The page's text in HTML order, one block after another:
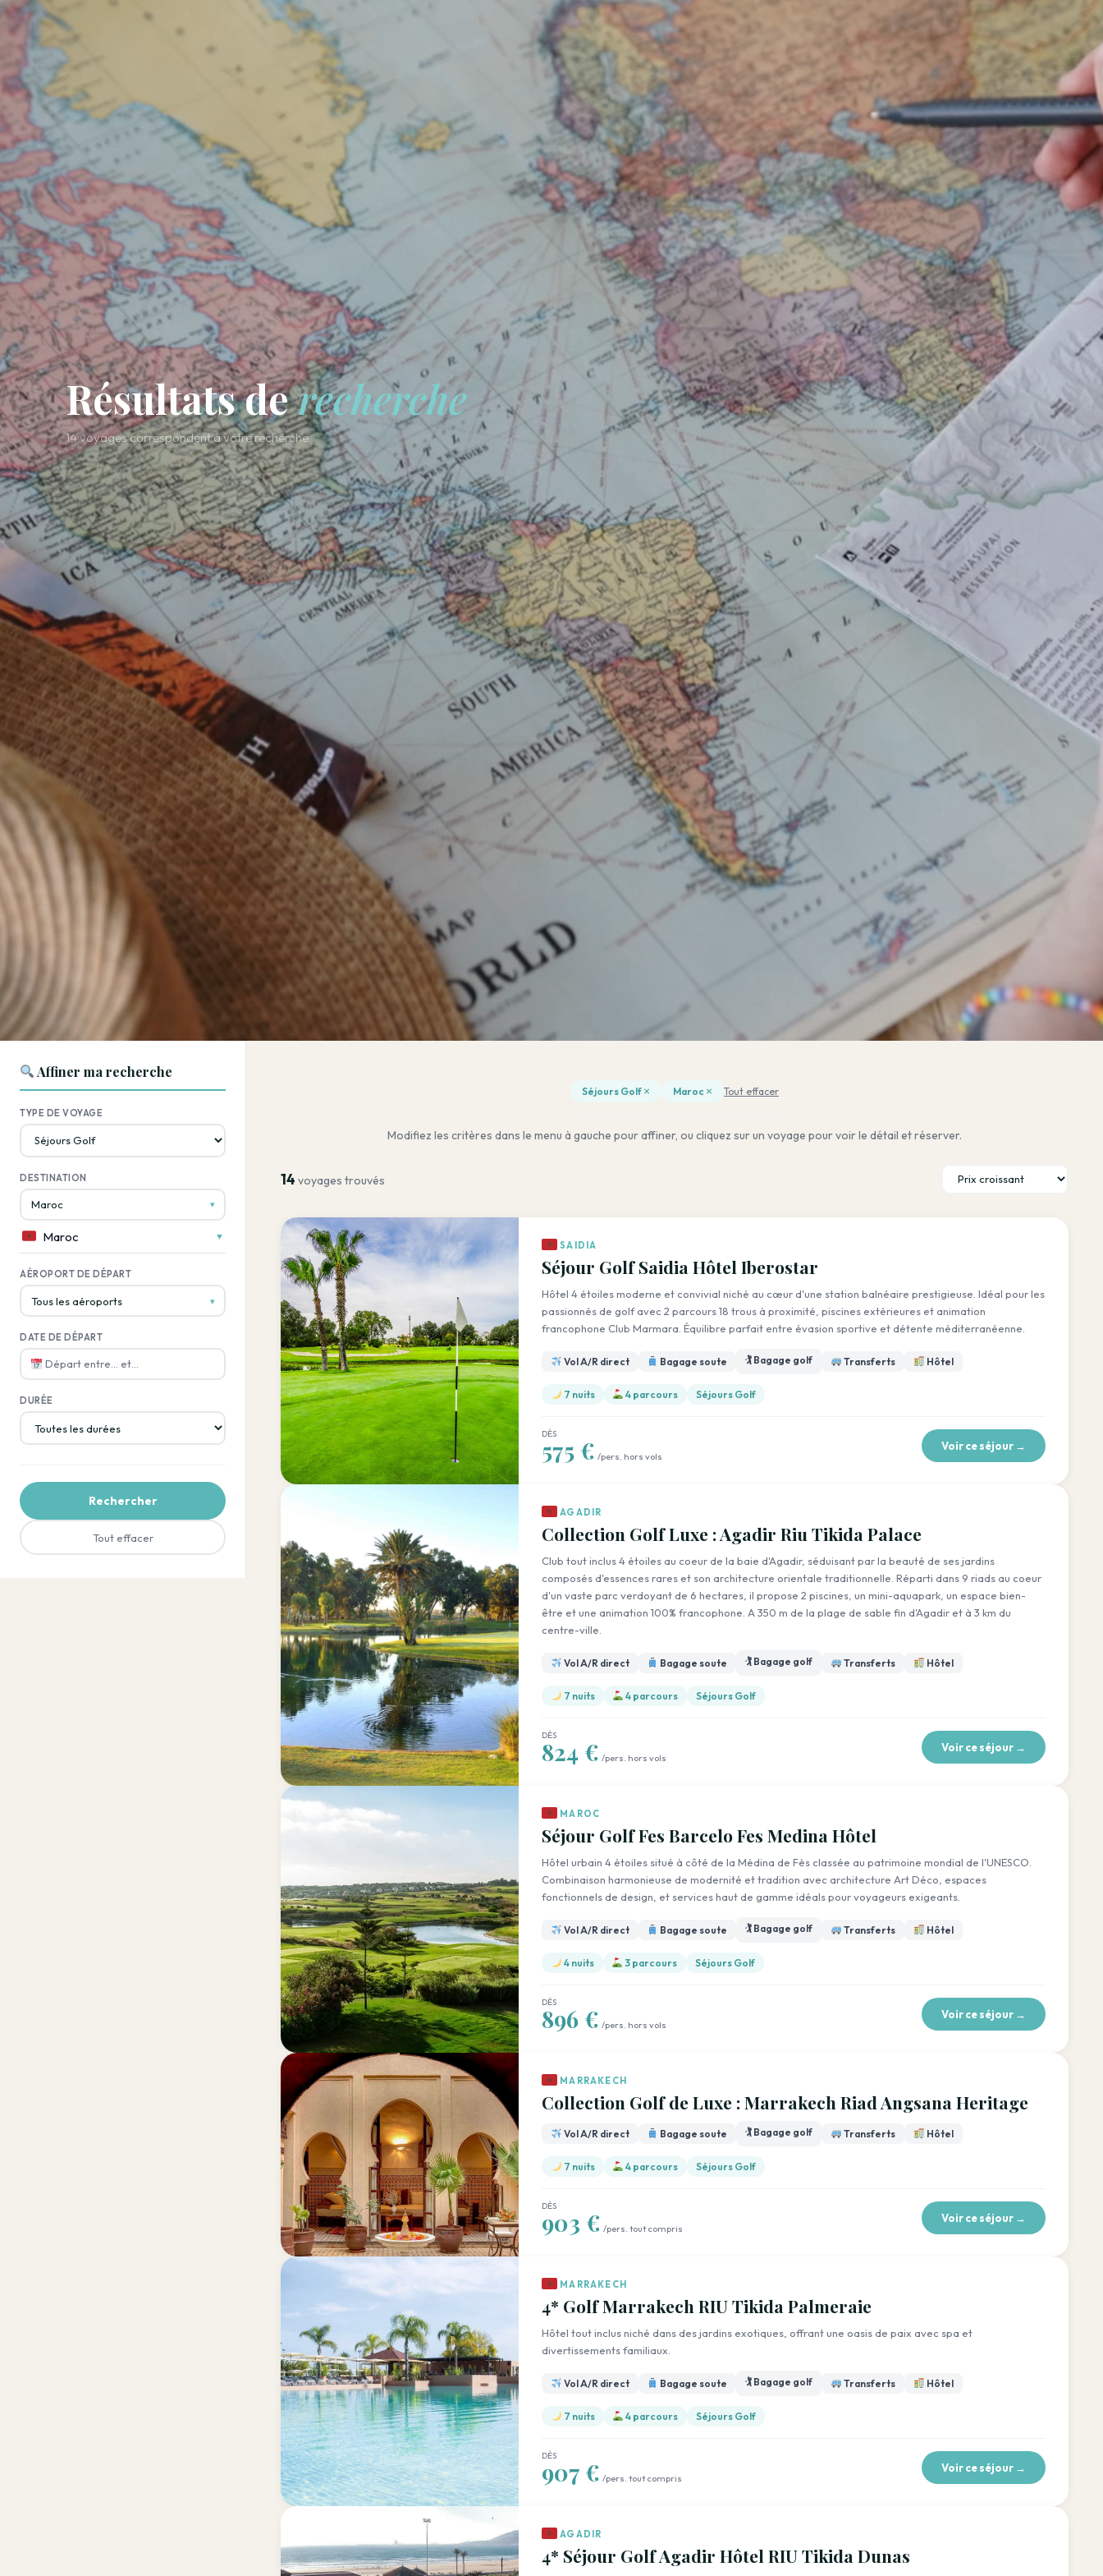
Résultats derecherche
14 voyages correspondent à votre recherche
Affiner ma recherche
TYPE DE VOYAGE
DESTINATION
Maroc ▾
Maroc ▼
AÉROPORT DE DÉPART
Tous les aéroports ▾
DATE DE DÉPART
Départ entre… et…
DURÉE
Rechercher
Tout effacer
Séjours Golf × Maroc × Tout effacer
Modifiez les critères dans le menu à gauche pour affiner, ou cliquez sur un voyage pour voir le détail et réserver.
14 voyages trouvés
SAIDIA
Séjour Golf Saidia Hôtel Iberostar
Hôtel 4 étoiles moderne et convivial niché au cœur d'une station balnéaire prestigieuse. Idéal pour les
passionnés de golf avec 2 parcours 18 trous à proximité, piscines extérieures et animation
francophone Club Marmara. Équilibre parfait entre évasion sportive et détente méditerranéenne.
Vol A/R direct Bagage soute 🏌️ Bagage golf Transferts Hôtel
7 nuits 4 parcours Séjours Golf
DÈS
575 € /pers. hors vols
Voir ce séjour →
AGADIR
Collection Golf Luxe : Agadir Riu Tikida Palace
Club tout inclus 4 étoiles au coeur de la baie d'Agadir, séduisant par la beauté de ses jardins
composés d'essences rares et son architecture orientale traditionnelle. Réparti dans 9 riads au coeur
d'un vaste parc verdoyant de 6 hectares, il propose 2 piscines, un mini-aquapark, un espace bien-
être et une animation 100% francophone. A 350 m de la plage de sable fin d'Agadir et à 3 km du
centre-ville.
Vol A/R direct Bagage soute 🏌️ Bagage golf Transferts Hôtel
7 nuits 4 parcours Séjours Golf
DÈS
824 € /pers. hors vols
Voir ce séjour →
MAROC
Séjour Golf Fes Barcelo Fes Medina Hôtel
Hôtel urbain 4 étoiles situé à côté de la Médina de Fès classée au patrimoine mondial de l'UNESCO.
Combinaison harmonieuse de modernité et tradition avec architecture Art Déco, espaces
fonctionnels de design, et services haut de gamme idéals pour voyageurs exigeants.
Vol A/R direct Bagage soute 🏌️ Bagage golf Transferts Hôtel
4 nuits 3 parcours Séjours Golf
DÈS
896 € /pers. hors vols
Voir ce séjour →
MARRAKECH
Collection Golf de Luxe : Marrakech Riad Angsana Heritage
Vol A/R direct Bagage soute 🏌️ Bagage golf Transferts Hôtel
7 nuits 4 parcours Séjours Golf
DÈS
903 € /pers. tout compris
Voir ce séjour →
MARRAKECH
4* Golf Marrakech RIU Tikida Palmeraie
Hôtel tout inclus niché dans des jardins exotiques, offrant une oasis de paix avec spa et
divertissements familiaux.
Vol A/R direct Bagage soute 🏌️ Bagage golf Transferts Hôtel
7 nuits 4 parcours Séjours Golf
DÈS
907 € /pers. tout compris
Voir ce séjour →
AGADIR
4* Séjour Golf Agadir Hôtel RIU Tikida Dunas